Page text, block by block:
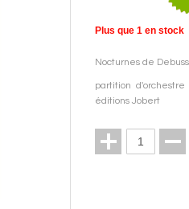
Plus que 1 en stock
Nocturnes de
partition
éditions Jobert